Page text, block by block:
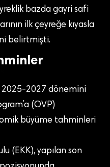
bazda gayri safi
ilk çeyreğe kıyasla
belirtmişti.
2025-2027 dönemini
(OVP)
büyüme tahminleri
(EKK), yapılan son